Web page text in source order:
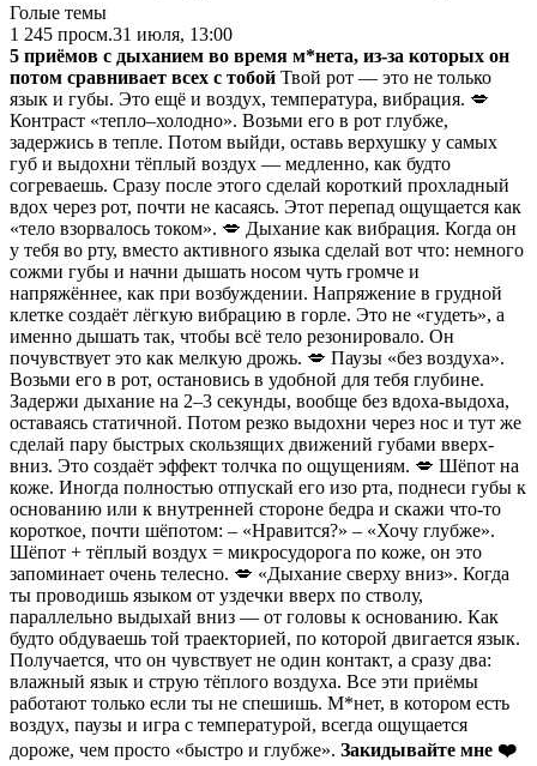
Голые темы
1 245 просм.31 июля, 13:00
5 приёмов с дыханием во время м*нета, из‑за которых он
потом сравнивает всех с тобой Твой рот — это не только
язык и губы. Это ещё и воздух, температура, вибрация. 💋
Контраст «тепло–холодно». Возьми его в рот глубже,
задержись в тепле. Потом выйди, оставь верхушку у самых
губ и выдохни тёплый воздух — медленно, как будто
согреваешь. Сразу после этого сделай короткий прохладный
вдох через рот, почти не касаясь. Этот перепад ощущается как
«тело взорвалось током». 💋 Дыхание как вибрация. Когда он
у тебя во рту, вместо активного языка сделай вот что: немного
сожми губы и начни дышать носом чуть громче и
напряжённее, как при возбуждении. Напряжение в грудной
клетке создаёт лёгкую вибрацию в горле. Это не «гудеть», а
именно дышать так, чтобы всё тело резонировало. Он
почувствует это как мелкую дрожь. 💋 Паузы «без воздуха».
Возьми его в рот, остановись в удобной для тебя глубине.
Задержи дыхание на 2–3 секунды, вообще без вдоха-выдоха,
оставаясь статичной. Потом резко выдохни через нос и тут же
сделай пару быстрых скользящих движений губами вверх-
вниз. Это создаёт эффект толчка по ощущениям. 💋 Шёпот на
коже. Иногда полностью отпускай его изо рта, поднеси губы к
основанию или к внутренней стороне бедра и скажи что‑то
короткое, почти шёпотом: – «Нравится?» – «Хочу глубже».
Шёпот + тёплый воздух = микросудорога по коже, он это
запоминает очень телесно. 💋 «Дыхание сверху вниз». Когда
ты проводишь языком от уздечки вверх по стволу,
параллельно выдыхай вниз — от головы к основанию. Как
будто обдуваешь той траекторией, по которой двигается язык.
Получается, что он чувствует не один контакт, а сразу два:
влажный язык и струю тёплого воздуха. Все эти приёмы
работают только если ты не спешишь. М*нет, в котором есть
воздух, паузы и игра с температурой, всегда ощущается
дороже, чем просто «быстро и глубже». Закидывайте мне ❤️